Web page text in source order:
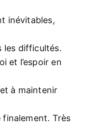
inévitables,
les difficultés.
et l’espoir en
à maintenir
finalement. Très